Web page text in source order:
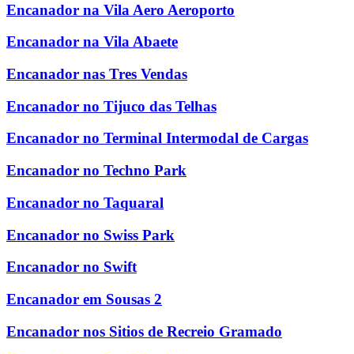
Encanador na Vila Aero Aeroporto
Encanador na Vila Abaete
Encanador nas Tres Vendas
Encanador no Tijuco das Telhas
Encanador no Terminal Intermodal de Cargas
Encanador no Techno Park
Encanador no Taquaral
Encanador no Swiss Park
Encanador no Swift
Encanador em Sousas 2
Encanador nos Sitios de Recreio Gramado